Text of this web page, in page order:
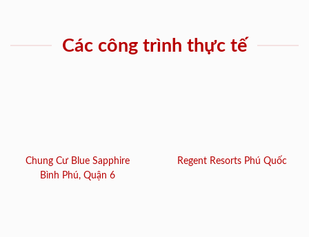
Các công trình thực tế
Chung Cư Blue Sapphire
Bình Phú, Quận 6
Regent Resorts Phú Quốc